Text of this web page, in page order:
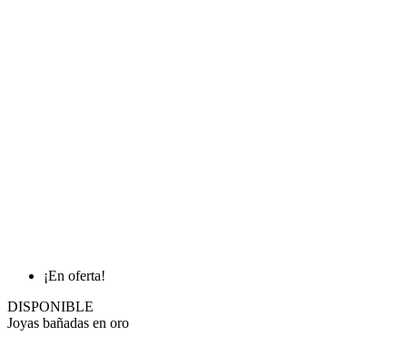
¡En oferta!
DISPONIBLE
Joyas bañadas en oro